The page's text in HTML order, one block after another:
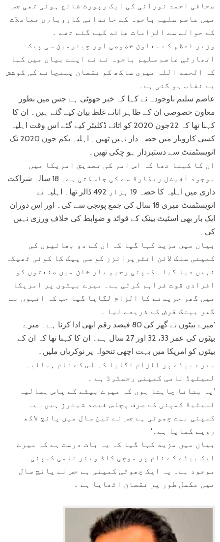
صحافی احمد نورانی کی ایک رپورٹ شائع ہوئی تھی جس
میں عاصم سلیم باجوہ کے خاندانی کاروباری معاملات
کے حوالے سے الزامات عائد کیے گئے تھے ۔
وزیر اعظم کے معاون خصوصی اور چیئرمین سی پیک
اتھارٹی عاصم سلیم باجوہ نے نے اپنے بیان میں کہا
کہ الحمد اللہ میری ساکھ کو نقصان پہنچانے کی کوشش
بے نقاب ہو گئی ہے۔
عاصم سلیم باوجودہ نے کہا کہ خبر جھوٹی ہے جس میں بطور
معاون خصوصی ان کے ظاہر اثاثے غلط بیان کیے گئے ہیں۔ ان کا
کہنا تھا کہ 22جون 2020 کو اثاثے ڈکلیئر کیے گئے اس وقت اہلیہ
کسی کاروبار میں حصہ دار نہیں تھیں۔ اہلیہ یکم جون 2020 تک
انویسٹمنٹ سے دستبردار ہو چکی تھیں۔
ان کا کہنا تھا کہ اس امر کی تصدیق امریکا میں
موجود آفیشل ریکارڈ سے کی جاسکتی ہے۔ 18 سالہ شراکت
داری میں اہلیہ کا حصہ 19 ہزار 492 ڈالر تھا۔ اہلیہ نے
انویسٹمنٹ میری 18 سال کی جمع پونجی سے کی۔ اور اس دوران
ایک بار بھی اسٹیٹ بینک کے قوائد و ضوابط کی خلاف ورزی نہیں
کی۔
بیان میں مزید کہا گیا کہ ان کے دو بھائیوں کی
کمپنی سلک لائن انٹرپرائزز کو سی پیک کا کوئی ٹھیکہ
نہیں دیا گیا۔ کمپنی رحیم یار خان میں صنعتوں کو
افرادی قوت فراہم کرتی ہے۔ میرے بیٹوں پر امریکا
میں گھر خریدنے کا الزام لگایا گیا جب کہ انہوں نے
گھر بینک قرض کے ذریعے لیا ۔
’میرے بیٹوں نے گھر کی 80 فیصد رقم ابھی ادا کرنا ہے۔ میرے
بیٹوں کی عمر 33، 32 اور 27 سال ہے۔ ان کا کہنا تھا کہ ان کے
بیٹوں کو امریکا میں بہت اچھی تنخواہ پر نوکریاں ملیں۔
میرے بیٹے پر الزام لگایا کہ اس کے نام ہمالیہ
لمیٹیڈ نامی کمپنی رجسٹرڈ ہے ۔
’یہ بتانا چاہتا ہوں کہ میرے بیٹے کے پاس ہمالیہ
لمیٹیڈ کمپنی کے صرف پچاس فیصد شیئرز ہیں۔ یہ
کمپنی بہت چھوٹی ہے جس نے تین سال میں پانچ لاکھ
روپے کمایا ہے۔‘
بیان میں مزید کہا گیا کہ یہ بات درست ہے کہ میرے
ایک بیٹے کے نام پر موچی کاڈ وینر نامی کمپنی
موجود ہے۔ یہ ایک چھوٹی کمپنی ہے جس نے پانچ سال
میں مکمل طور پر نقصان اٹھایا ہے ۔